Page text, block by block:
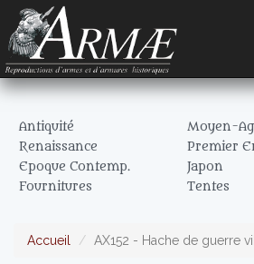
Antiquité
Moyen-
Renaissance
Premier
Epoque Contemp.
Japon
Fournitures
Tentes
Accueil AX152 - Hache de guerre